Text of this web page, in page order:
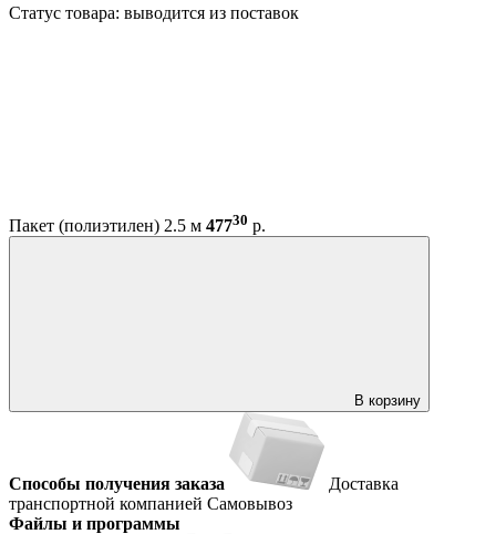
Статус товара: выводится из поставок
Пакет (полиэтилен) 2.5 м 47730 р.
В корзину
Способы получения заказа
Доставка
транспортной компанией Самовывоз
Файлы и программы